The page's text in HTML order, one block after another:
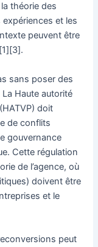
théorie des
et les
peuvent être
sans poser des
Haute autorité
doit
de conflits
gouvernance
Cette régulation
de l’agence, où
doivent être
et le
peut